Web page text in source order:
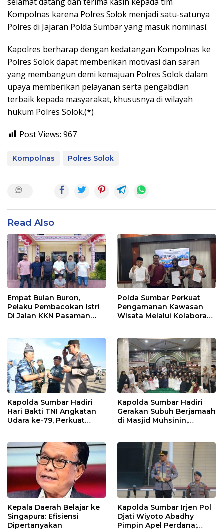
Kompolnas karena Polres Solok menjadi satu-satunya
Polres di Jajaran Polda Sumbar yang masuk nominasi.
Kapolres berharap dengan kedatangan Kompolnas ke
Polres Solok dapat memberikan motivasi dan saran
yang membangun demi kemajuan Polres Solok dalam
upaya memberikan pelayanan serta pengabdian
terbaik kepada masyarakat, khususnya di wilayah
hukum Polres Solok.(*)
Post Views: 967
Kompolnas Polres Solok
Read Also
Empat Bulan Buron,
Pelaku Pembacokan Istri
Di Jalan KKN Pasaman
Pasbar Di Provinsi
Sumatera Utara
Polda Sumbar Perkuat
Pengamanan Kawasan
Wisata Melalui Kolaborasi
Kapolda Sumbar Hadiri
Hari Bakti TNI Angkatan
Udara ke-79, Perkuat
Kapolda Sumbar Hadiri
Gerakan Subuh Berjamaah
di Masjid Muhsinin,
Kepala Daerah Belajar ke
Singapura: Efisiensi
Dipertanyakan
Kapolda Sumbar Irjen Pol
Djati Wiyoto Abadhy
Pimpin Apel Perdana;